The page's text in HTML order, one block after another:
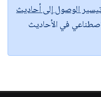
الوصول إلى أحاديث
في الأحاديث